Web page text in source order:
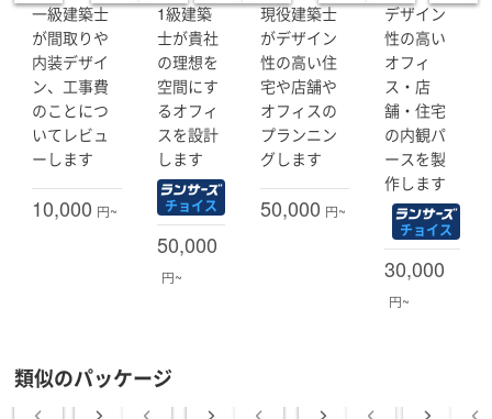
■ カルチャーを伝えるオフィスデザイン
社員が誇りを持てる、来訪者の心に残る働く場をつく
ります。
【設計に対する考え方】
「これがベストです」と一方的に提示するのではなく、
平面プランやイメージパースを素材に、対話を重ねなが
ら最適解を共に組み立てていくプロセスを大切にしてい
ます。お客様の事業や想いを深く伺い、空間として体現
する。そんな関係性を、一つひとつの案件で築きたいと
【経歴】
一級建築士
が間取りや
内装デザイ
ン、工事費
のことにつ
いてレビュ
ーします
10,000 円~
1級建築
士が貴社
の理想を
空間にす
るオフィ
スを設計
します
チョイス
50,000
円~
現役建築士
がデザイン
性の高い住
宅や店舗や
オフィスの
プランニン
グします
50,000 円~
デザイン
性の高い
オフィ
ス・店
舗・住宅
の内観パ
ースを製
作します
チョイス
30,000
円~
類似のパッケージ